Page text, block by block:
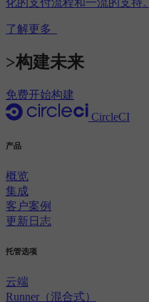
了解更多
>构建未来
免费开始构建
CircleCI
产品
概览
集成
客户案例
更新日志
托管选项
云端
Runner（混合式）